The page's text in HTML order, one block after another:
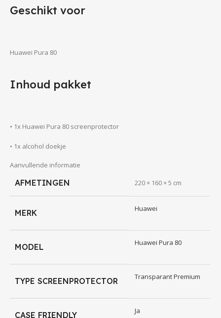
Geschikt voor
Huawei Pura 80
Inhoud pakket
• 1x Huawei Pura 80 screenprotector
• 1x alcohol doekje
• 1x droog reinigingsdoekje
• 1x squeegee
Specificaties
• Transparant Premium Screenprotector
Aanvullende informatie
AFMETINGEN 220 × 160 × 5 cm
MERK Huawei
MODEL Huawei Pura 80
TYPE SCREENPROTECTOR Transparant Premium
CASE FRIENDLY Ja